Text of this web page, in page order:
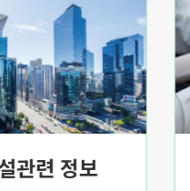
관련 정보